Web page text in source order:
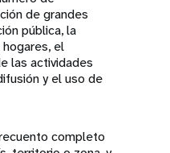
de grandes
pública, la
el
las actividades
y el uso de
completo